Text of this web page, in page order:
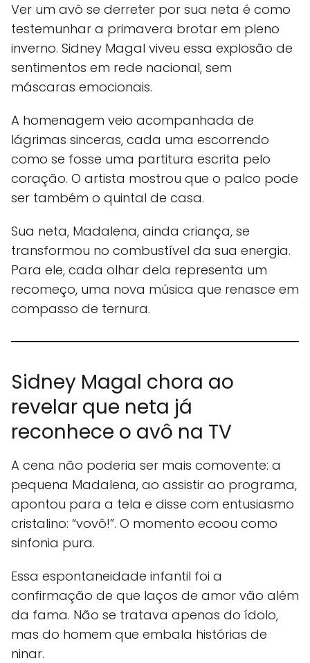
Ver um avô se derreter por sua neta é como
testemunhar a primavera brotar em pleno
inverno. Sidney Magal viveu essa explosão de
sentimentos em rede nacional, sem
máscaras emocionais.
A homenagem veio acompanhada de
lágrimas sinceras, cada uma escorrendo
como se fosse uma partitura escrita pelo
coração. O artista mostrou que o palco pode
ser também o quintal de casa.
Sua neta, Madalena, ainda criança, se
transformou no combustível da sua energia.
Para ele, cada olhar dela representa um
recomeço, uma nova música que renasce em
compasso de ternura.
Sidney Magal chora ao
revelar que neta já
reconhece o avô na TV
A cena não poderia ser mais comovente: a
pequena Madalena, ao assistir ao programa,
apontou para a tela e disse com entusiasmo
cristalino: “vovô!”. O momento ecoou como
sinfonia pura.
Essa espontaneidade infantil foi a
confirmação de que laços de amor vão além
da fama. Não se tratava apenas do ídolo,
mas do homem que embala histórias de
ninar.